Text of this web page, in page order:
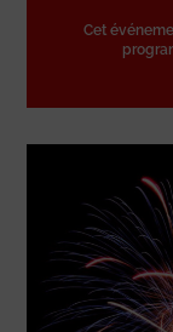
Cet